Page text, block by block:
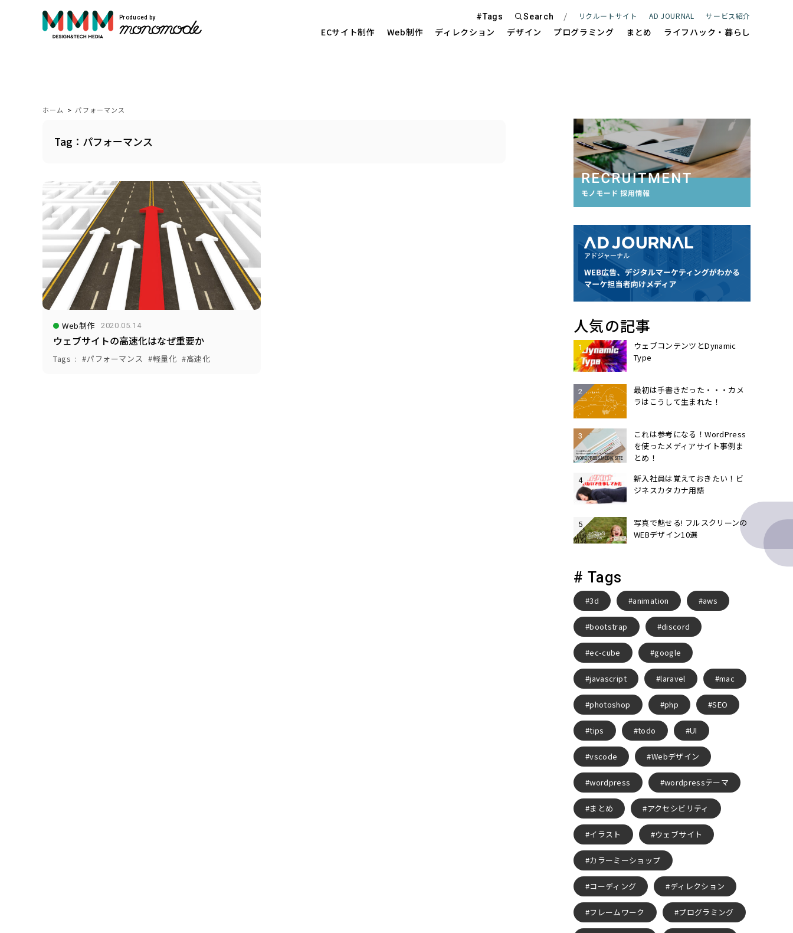
Produced by
ECサイト制作 Web制作 ディレクション デザイン プログラミング まとめ ライフハック・暮らし
#Tags Search リクルートサイト AD JOURNAL サービス紹介
Service
自社開発のプロダクトを展開しています。
VIEW MORE
ECサイト制作
Site Management
ホーム > パフォーマンス
Tag：パフォーマンス
Web制作 2020.05.14
ウェブサイトの高速化はなぜ重要か
Tags パフォーマンス 軽量化 高速化
人気の記事
ウェブコンテンツとDynamic
Type
最初は手書きだった・・・カメ
ラはこうして生まれた！
これは参考になる！WordPress
を使ったメディアサイト事例ま
とめ！
新入社員は覚えておきたい！ビ
ジネスカタカナ用語
写真で魅せる! フルスクリーンの
WEBデザイン10選
# Tags
3d animation aws
bootstrap discord
ec-cube google
javascript laravel mac
photoshop php SEO
tips todo UI
vscode Webデザイン
wordpress wordpressテーマ
まとめ アクセシビリティ
イラスト ウェブサイト
カラーミーショップ
コーディング ディレクション
フレームワーク プログラミング